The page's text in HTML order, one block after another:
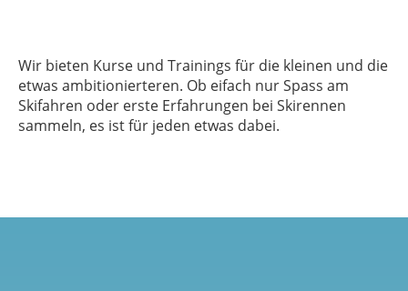
Wir bieten Kurse und Trainings für die kleinen und die
etwas ambitionierteren. Ob eifach nur Spass am
Skifahren oder erste Erfahrungen bei Skirennen
sammeln, es ist für jeden etwas dabei.